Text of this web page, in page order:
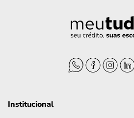
Institucional